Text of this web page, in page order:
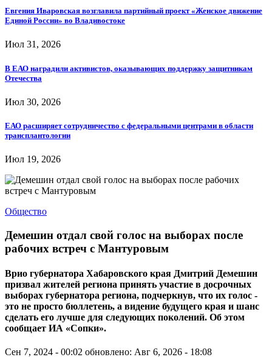
Евгения Иваровская возглавила партийный проект «Женское движение
Единой России» во Владивостоке
Июл 31, 2026
В ЕАО наградили активистов, оказывающих поддержку защитникам
Отечества
Июл 30, 2026
ЕАО расширяет сотрудничество с федеральными центрами в области
трансплантологии
Июл 19, 2026
Общество
Демешин отдал свой голос на выборах после
рабочих встреч с Мантуровым
Врио губернатора Хабаровского края Дмитрий Демешин
призвал жителей региона принять участие в досрочных
выборах губернатора региона, подчеркнув, что их голос -
это не просто бюллетень, а видение будущего края и шанс
сделать его лучше для следующих поколений. Об этом
сообщает ИА «Сопки».
Сен 7, 2024 - 00:02 обновлено: Авг 6, 2026 - 18:08